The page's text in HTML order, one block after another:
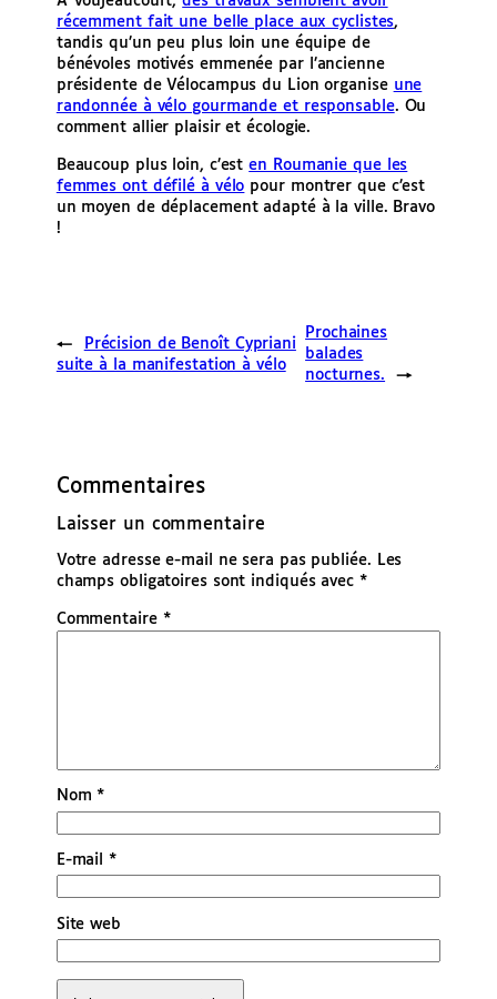
récemment fait une belle place aux cyclistes,
tandis qu’un peu plus loin une équipe de
bénévoles motivés emmenée par l’ancienne
présidente de Vélocampus du Lion organise une
randonnée à vélo gourmande et responsable. Ou
comment allier plaisir et écologie.
Beaucoup plus loin, c’esten Roumanie que les
femmes ont défilé à vélo pour montrer que c’est
un moyen de déplacement adapté à la ville. Bravo
!
←
Précision de Benoît Cypriani
suite à la manifestation à vélo
Prochaines
balades
nocturnes.
→
Commentaires
Laisser un commentaire
Votre adresse e-mail ne sera pas publiée.
Les
champs obligatoires sont indiqués avec *
Commentaire *
Nom*
E-mail*
Site web